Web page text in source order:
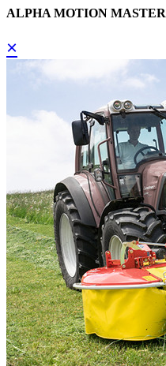
ALPHA MOTION MASTER
×